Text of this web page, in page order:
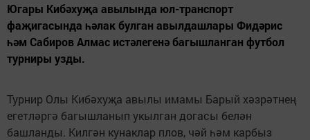
Югары Кибәхуҗа авылында юл-транспорт
фаҗигасында һәлак булган авылдашлары Фидәрис
һәм Сабиров Алмас истәлегенә багышланган футбол
турниры узды.
Турнир Олы Кибәхуҗа авылы имамы Барый хәзрәтнең
егетләргә багышланып укылган догасы белән
башланды. Килгән кунаклар плов, чәй һәм карбыз